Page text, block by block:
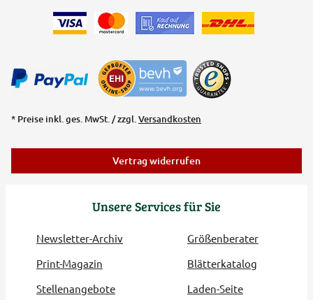
Unsere Services für Sie
Newsletter-Archiv
Größenberater
Print-Magazin
Blätterkatalog
Stellenangebote
Laden-Seite
* Preise inkl. ges. MwSt. / zzgl.Versandkosten
Vertrag widerrufen